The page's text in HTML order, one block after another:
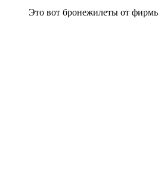
Это вот бронежилеты от